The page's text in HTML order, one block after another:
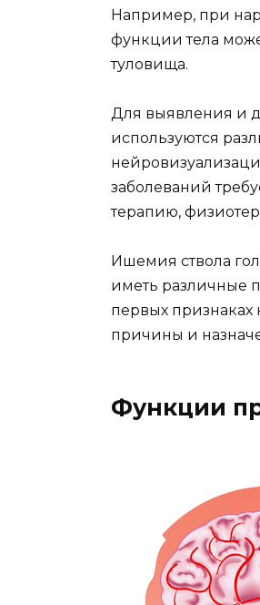
Например, при
функции тела
туловища.
Для выявления и
используются
заболеваний
терапию,
Ишемия ствола
иметь различные
первых
причины и
Функции